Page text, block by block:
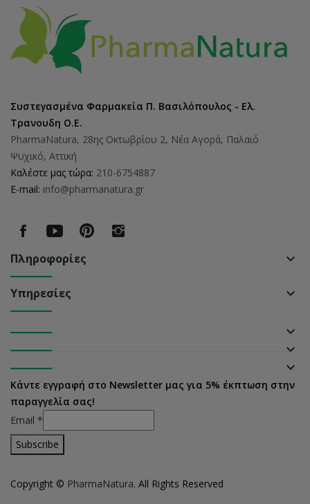
Συστεγασμένα Φαρμακεία Π. Βασιλόπουλος - Ελ.
Τρανουδη Ο.Ε.
PharmaNatura, 28ης Οκτωβρίου 2, Νέα Αγορά, Παλαιό
Ψυχικό, Αττική
Καλέστε μας τώρα: 210-6754887
E-mail: info@pharmanatura.gr
Πληροφορίες keyboard_arrow_down
Υπηρεσίες keyboard_arrow_down
keyboard_arrow_down
keyboard_arrow_down
keyboard_arrow_down
Κάντε εγγραφή στο Newsletter μας για 5% έκπτωση στην
παραγγελία σας!
Email *
Copyright © PharmaNatura. All Rights Reserved